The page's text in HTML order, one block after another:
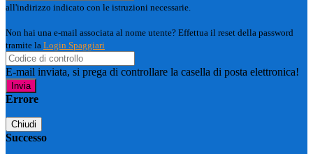
all'indirizzo indicato con le istruzioni necessarie.
Non hai una e-mail associata al nome utente? Effettua il reset della password
tramite la Login Spaggiari
E-mail inviata, si prega di controllare la casella di posta elettronica!
Errore
Chiudi
Successo